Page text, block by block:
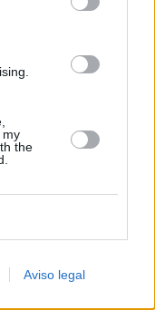
my
the
Aviso legal